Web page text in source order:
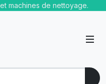
machines de nettoyage.